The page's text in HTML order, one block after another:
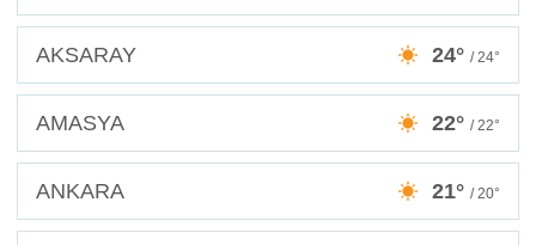
AKSARAY 24° / 24°
AMASYA 22° / 22°
ANKARA 21° / 20°